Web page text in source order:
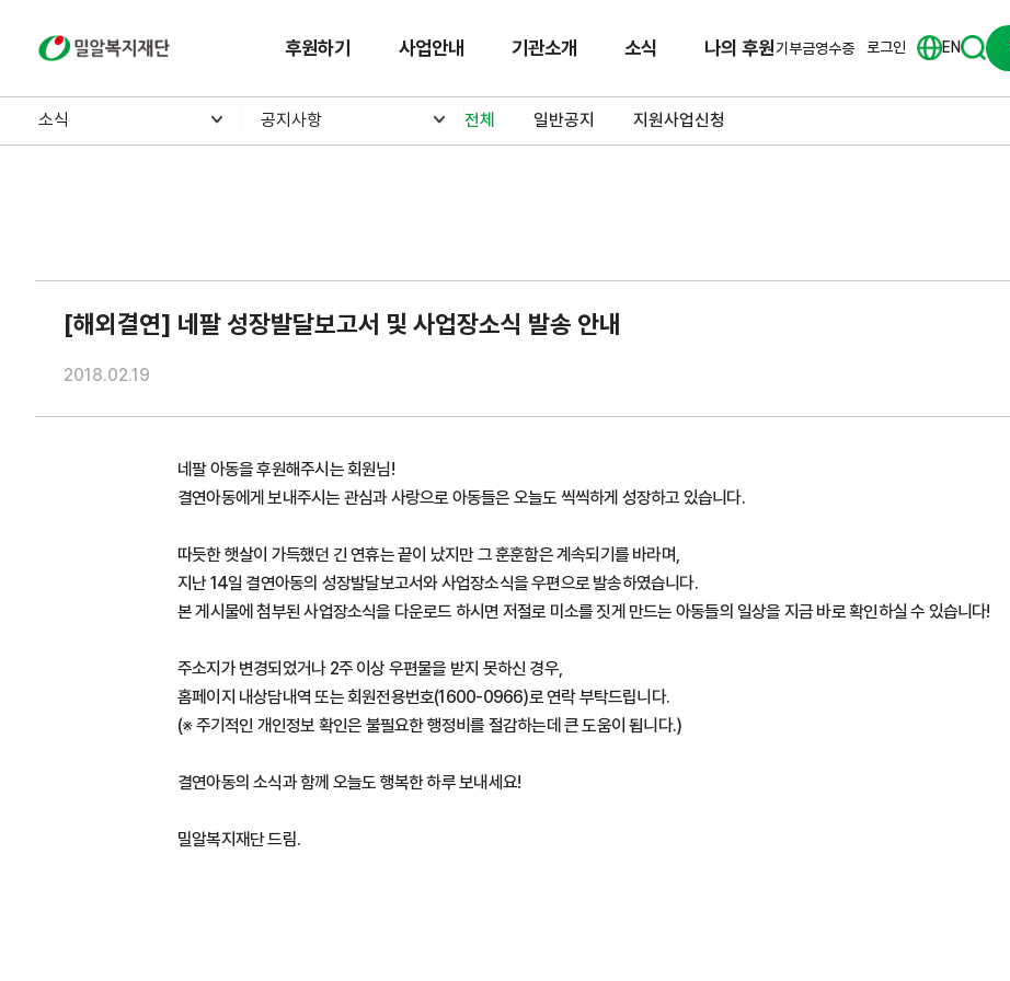
밀알복지재단 후원하기 사업안내 기관소개 소식 나의 후원기부금영수증 로그인 EN
소식 공지사항 전체 일반공지 지원사업신청
[해외결연] 네팔 성장발달보고서 및 사업장소식 발송 안내
2018.02.19
네팔 아동을 후원해주시는 회원님!
결연아동에게 보내주시는 관심과 사랑으로 아동들은 오늘도 씩씩하게 성장하고 있습니다.
따듯한 햇살이 가득했던 긴 연휴는 끝이 났지만 그 훈훈함은 계속되기를 바라며,
지난 14일 결연아동의 성장발달보고서와 사업장소식을 우편으로 발송하였습니다.
본 게시물에 첨부된 사업장소식을 다운로드 하시면 저절로 미소를 짓게 만드는 아동들의 일상을 지금 바로 확인하실 수 있습니다!
주소지가 변경되었거나 2주 이상 우편물을 받지 못하신 경우,
홈페이지 내상담내역 또는 회원전용번호(1600-0966)로 연락 부탁드립니다.
(※ 주기적인 개인정보 확인은 불필요한 행정비를 절감하는데 큰 도움이 됩니다.)
결연아동의 소식과 함께 오늘도 행복한 하루 보내세요!
밀알복지재단 드림.